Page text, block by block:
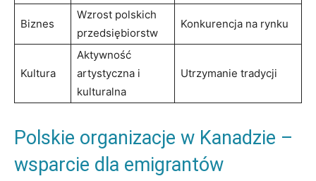
Biznes
Wzrost polskich
przedsiębiorstw
Konkurencja na rynku
Kultura
Aktywność
artystyczna i
kulturalna
Utrzymanie tradycji
Polskie organizacje w Kanadzie –
wsparcie dla emigrantów